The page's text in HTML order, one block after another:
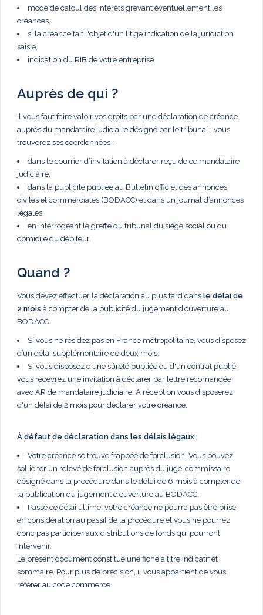
mode de calcul des intérêts grevant éventuellement les
créances,
si la créance fait l'objet d'un litige indication de la juridiction
saisie,
indication du RIB de votre entreprise.
Auprès de qui ?
Il vous faut faire valoir vos droits par une déclaration de créance
auprès du mandataire judiciaire désigné par le tribunal ; vous
trouverez ses coordonnées :
dans le courrier d’invitation à déclarer reçu de ce mandataire
judiciaire,
dans la publicité publiée au Bulletin officiel des annonces
civiles et commerciales (BODACC) et dans un journal d’annonces
légales,
en interrogeant le greffe du tribunal du siège social ou du
domicile du débiteur.
Quand ?
Vous devez effectuer la déclaration au plus tard dans le délai de
2 mois à compter de la publicité du jugement d’ouverture au
BODACC.
Si vous ne résidez pas en France métropolitaine, vous disposez
d’un délai supplémentaire de deux mois.
Si vous disposez d’une sûreté publiée ou d'un contrat publié,
vous recevrez une invitation à déclarer par lettre recomandée
avec AR de mandataire judiciaire. A réception vous disposerez
d'un délai de 2 mois pour déclarer votre créance.
À défaut de déclaration dans les délais légaux :
Votre créance se trouve frappée de forclusion. Vous pouvez
solliciter un relevé de forclusion auprès du juge-commissaire
désigné dans la procédure dans le délai de 6 mois à compter de
la publication du jugement d’ouverture au BODACC.
Passé ce délai ultime, votre créance ne pourra pas être prise
en considération au passif de la procédure et vous ne pourrez
donc pas participer aux distributions de fonds qui pourront
intervenir.
Le présent document constitue une fiche à titre indicatif et
sommaire. Pour plus de précision, il vous appartient de vous
référer au code commerce.